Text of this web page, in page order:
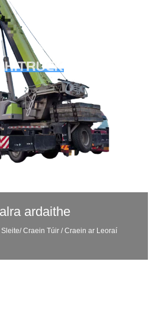
ardaithe
Craein Túir / Craein ar Leoraí